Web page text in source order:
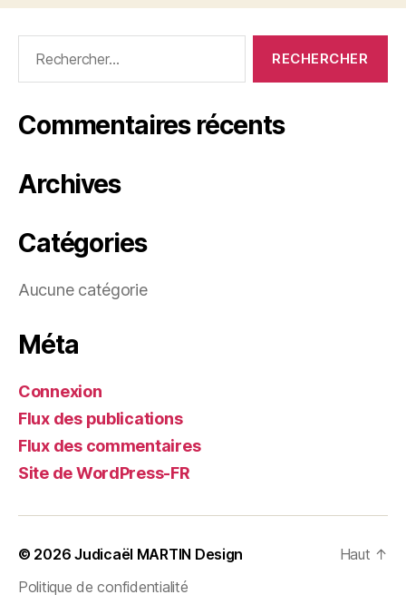
Commentaires récents
Archives
Catégories
Aucune catégorie
Méta
Connexion
Flux des publications
Flux des commentaires
Site de WordPress-FR
© 2026Judicaël MARTIN Design
Politique de confidentialité
Haut ↑